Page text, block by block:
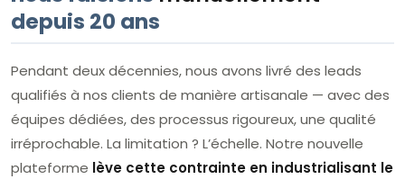
depuis 20 ans
Pendant deux décennies, nous avons livré des leads
qualifiés à nos clients de manière artisanale — avec des
équipes dédiées, des processus rigoureux, une qualité
irréprochable. La limitation ? L’échelle. Notre nouvelle
plateforme lève cette contrainte en industrialisant le